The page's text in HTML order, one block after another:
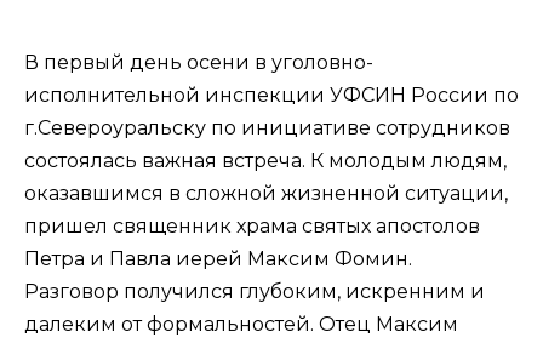
В первый день осени в уголовно-
исполнительной инспекции УФСИН России по
г.Североуральску по инициативе сотрудников
состоялась важная встреча. К молодым людям,
оказавшимся в сложной жизненной ситуации,
пришел священник храма святых апостолов
Петра и Павла иерей Максим Фомин.
Разговор получился глубоким, искренним и
далеким от формальностей. Отец Максим